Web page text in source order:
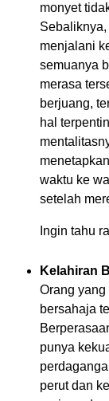
monyet
menjalani
semuanya
merasa
berjuang,
hal
waktu ke
setelah
Ingin tahu
Kelahiran
Orang
bersahaja
punya
perut dan